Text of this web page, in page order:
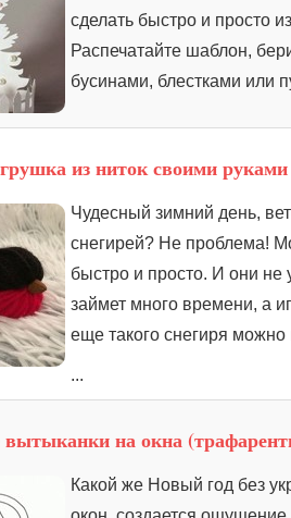
сделать быстро и просто
Распечатайте шаблон,
бусинами, блестками или
из ниток своими руками
Чудесный зимний день,
снегирей? Не проблема!
быстро и просто. И они не
займет много времени, а
еще такого снегиря можно
...
вытыканки на окна
Какой же Новый год без